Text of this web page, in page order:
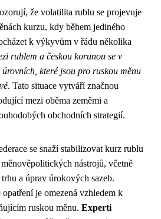
že volatilita rublu se projevuje
kurzu, kdy během jediného
k výkyvům v řádu několika
rublem a českou korunou se v
které jsou pro ruskou měnu
. Tato situace vytváří značnou
mezi oběma zeměmi a
obchodních strategií.
se snaží stabilizovat kurz rublu
nástrojů, včetně
a úprav úrokových sazeb.
je omezená vzhledem k
ruskou měnu. Experti